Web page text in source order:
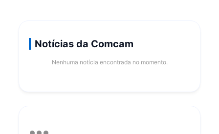
Notícias da Comcam
Nenhuma notícia encontrada no momento.